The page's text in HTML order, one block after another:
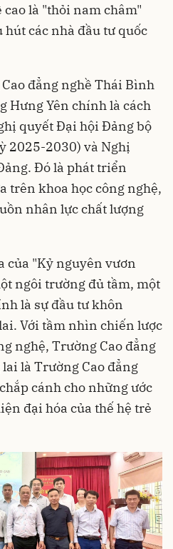
là "thỏi nam châm"
các nhà đầu tư quốc
đẳng nghề Thái Bình
Hưng Yên chính là cách
quyết Đại hội Đảng bộ
2025-2030) và Nghị
Đó là phát triển
trên khoa học công nghệ,
nhân lực chất lượng
của "Kỷ nguyên vươn
ngôi trường đủ tầm, một
là sự đầu tư khôn
Với tầm nhìn chiến lược
nghệ, Trường Cao đẳng
là Trường Cao đẳng
cánh cho những ước
đại hóa của thế hệ trẻ